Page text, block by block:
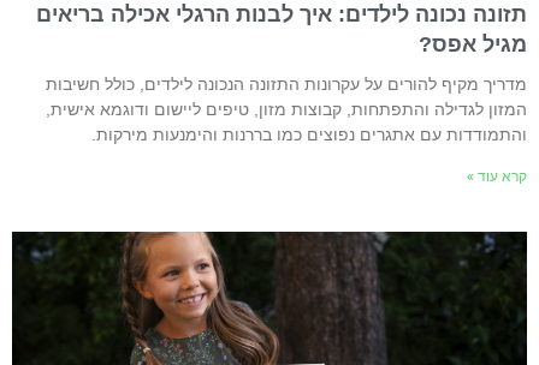
נכונה לילדים: איך לבנות הרגלי אכילה בריאים
אפס?
מקיף להורים על עקרונות התזונה הנכונה לילדים, כולל חשיבות
לגדילה והתפתחות, קבוצות מזון, טיפים ליישום ודוגמא אישית,
עם אתגרים נפוצים כמו בררנות והימנעות מירקות.
עוד »